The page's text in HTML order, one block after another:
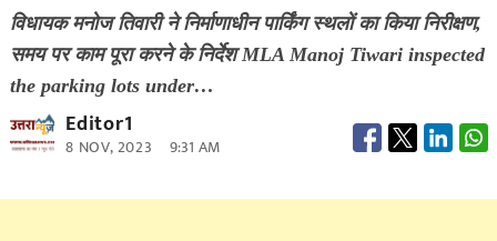
विधायक मनोज तिवारी ने निर्माणाधीन पार्किंग स्थलों का किया निरीक्षण,
समय पर काम पूरा करने के निर्देश MLA Manoj Tiwari inspected
the parking lots under…
Editor1
8 NOV, 2023 9:31 AM